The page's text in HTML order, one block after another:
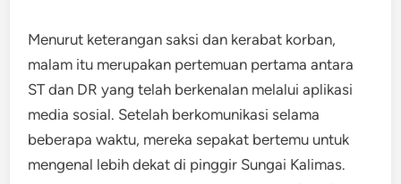
Menurut keterangan saksi dan kerabat korban,
malam itu merupakan pertemuan pertama antara
ST dan DR yang telah berkenalan melalui aplikasi
media sosial. Setelah berkomunikasi selama
beberapa waktu, mereka sepakat bertemu untuk
mengenal lebih dekat di pinggir Sungai Kalimas.